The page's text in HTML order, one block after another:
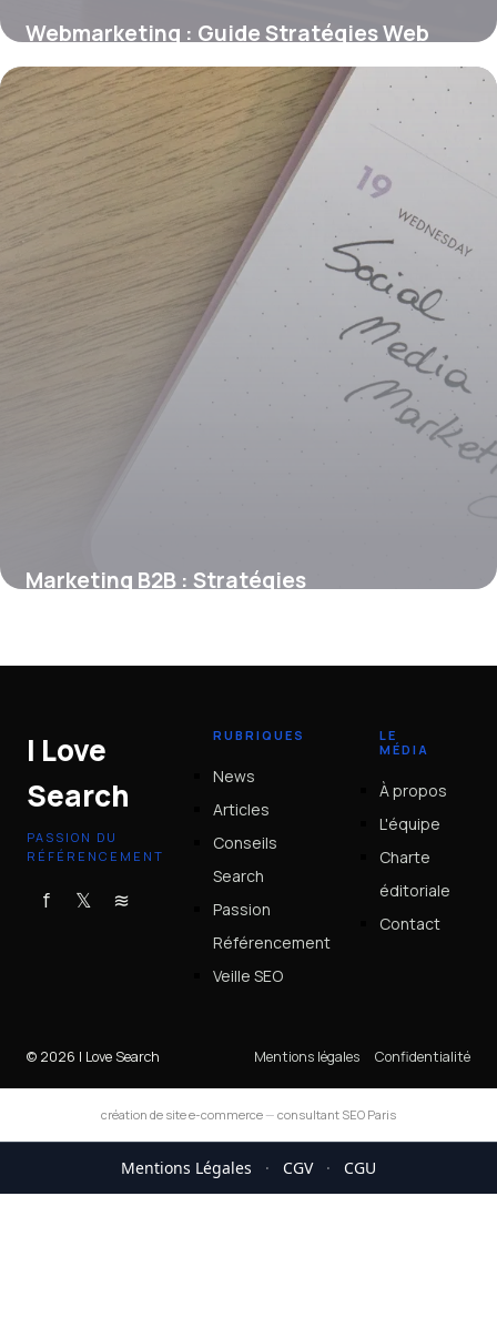
Webmarketing : Guide Stratégies Web
2026
15 juin 2026
Marketing B2B : Stratégies
I Love
Search
PASSION DU
RÉFÉRENCEMENT
f 𝕏 ≋
RUBRIQUES
News
Articles
Conseils
Search
Passion
Référencement
Veille SEO
LE
MÉDIA
À propos
L'équipe
Charte
éditoriale
Contact
© 2026 I Love Search Mentions légales Confidentialité
création de site e-commerce — consultant SEO Paris
Mentions Légales · CGV · CGU